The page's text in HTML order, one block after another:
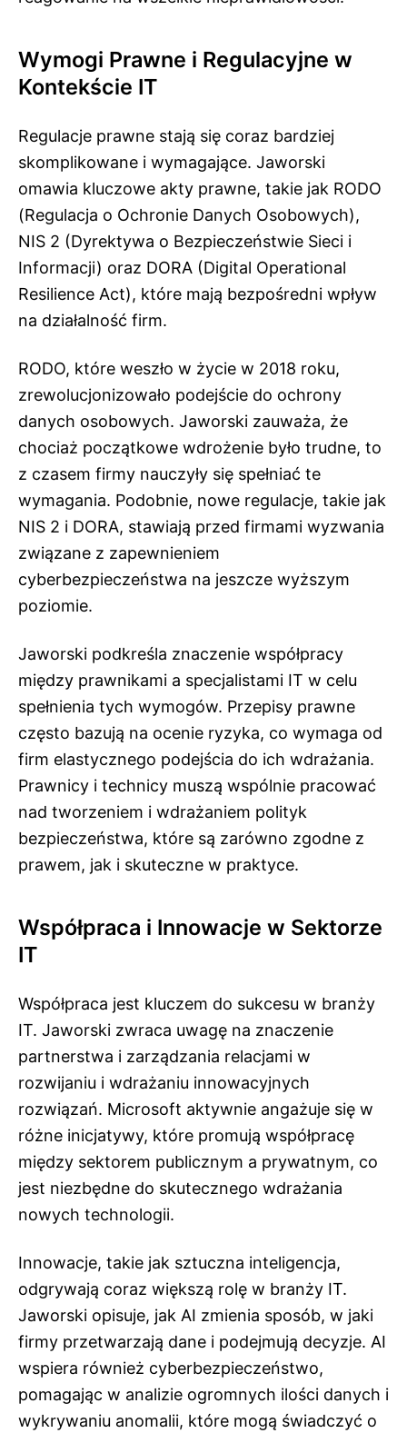
Wymogi Prawne i Regulacyjne w
Kontekście IT
Regulacje prawne stają się coraz bardziej
skomplikowane i wymagające. Jaworski
omawia kluczowe akty prawne, takie jak RODO
(Regulacja o Ochronie Danych Osobowych),
NIS 2 (Dyrektywa o Bezpieczeństwie Sieci i
Informacji) oraz DORA (Digital Operational
Resilience Act), które mają bezpośredni wpływ
na działalność firm.
RODO, które weszło w życie w 2018 roku,
zrewolucjonizowało podejście do ochrony
danych osobowych. Jaworski zauważa, że
chociaż początkowe wdrożenie było trudne, to
z czasem firmy nauczyły się spełniać te
wymagania. Podobnie, nowe regulacje, takie jak
NIS 2 i DORA, stawiają przed firmami wyzwania
związane z zapewnieniem
cyberbezpieczeństwa na jeszcze wyższym
poziomie.
Jaworski podkreśla znaczenie współpracy
między prawnikami a specjalistami IT w celu
spełnienia tych wymogów. Przepisy prawne
często bazują na ocenie ryzyka, co wymaga od
firm elastycznego podejścia do ich wdrażania.
Prawnicy i technicy muszą wspólnie pracować
nad tworzeniem i wdrażaniem polityk
bezpieczeństwa, które są zarówno zgodne z
prawem, jak i skuteczne w praktyce.
Współpraca i Innowacje w Sektorze
IT
Współpraca jest kluczem do sukcesu w branży
IT. Jaworski zwraca uwagę na znaczenie
partnerstwa i zarządzania relacjami w
rozwijaniu i wdrażaniu innowacyjnych
rozwiązań. Microsoft aktywnie angażuje się w
różne inicjatywy, które promują współpracę
między sektorem publicznym a prywatnym, co
jest niezbędne do skutecznego wdrażania
nowych technologii.
Innowacje, takie jak sztuczna inteligencja,
odgrywają coraz większą rolę w branży IT.
Jaworski opisuje, jak AI zmienia sposób, w jaki
firmy przetwarzają dane i podejmują decyzje. AI
wspiera również cyberbezpieczeństwo,
pomagając w analizie ogromnych ilości danych i
wykrywaniu anomalii, które mogą świadczyć o